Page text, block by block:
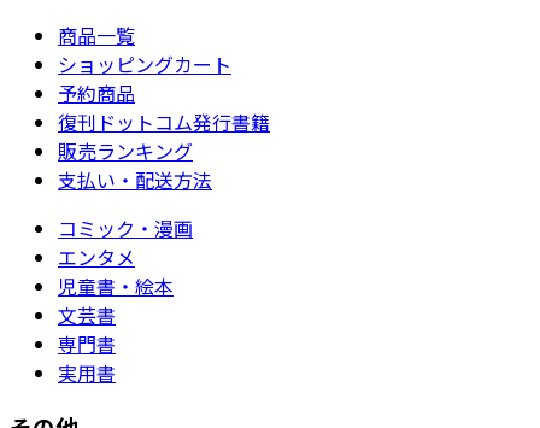
商品一覧
ショッピングカート
予約商品
復刊ドットコム発行書籍
販売ランキング
支払い・配送方法
コミック・漫画
エンタメ
児童書・絵本
文芸書
専門書
実用書